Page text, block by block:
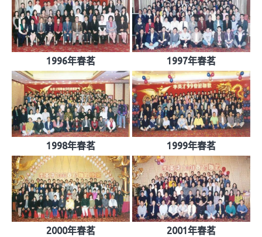
1996年春茗 1997年春茗
1998年春茗 1999年春茗
2000年春茗 2001年春茗